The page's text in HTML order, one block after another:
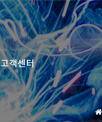
고객센터